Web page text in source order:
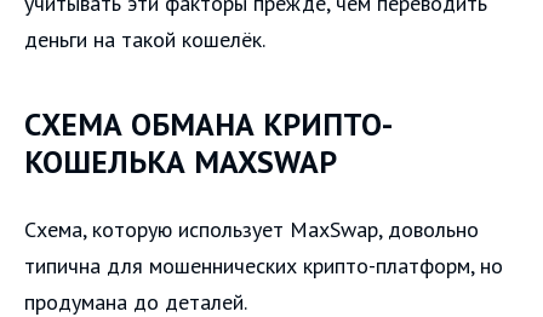
деньги на такой кошелёк.
СХЕМА ОБМАНА КРИПТО-
КОШЕЛЬКА MAXSWAP
Схема, которую использует MaxSwap, довольно
типична для мошеннических крипто-платформ, но
продумана до деталей.